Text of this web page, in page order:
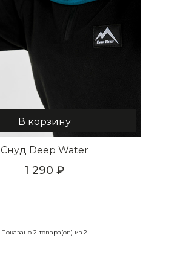
В корзину
Снуд Deep Water
1 290
Показано 2 товара(ов) из 2